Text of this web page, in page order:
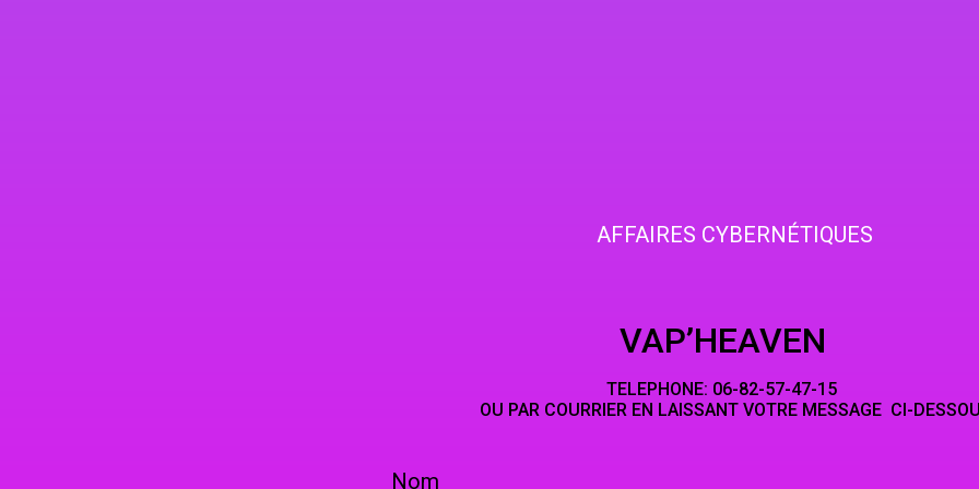
AFFAIRES CYBERNÉTIQUES
VAP’HEAVEN
TELEPHONE: 06-82-
OU PAR COURRIER EN LAISSANT VOTRE MESSAGE CI-
Nom